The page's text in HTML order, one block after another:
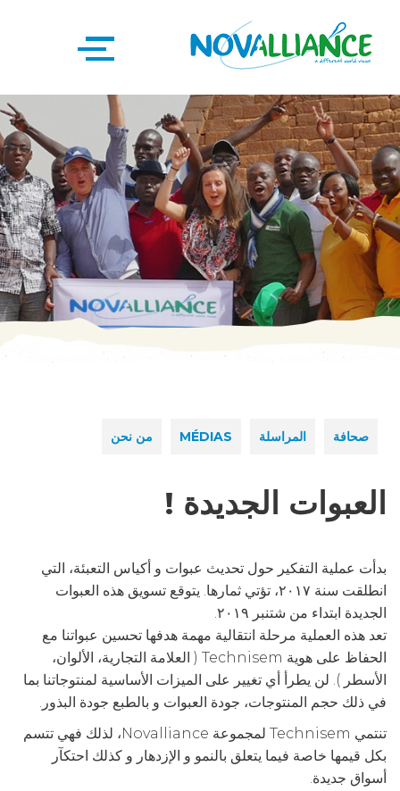
صحافة المراسلة MÉDIAS من نحن
العبوات الجديدة !
بدأت عملية التفكير حول تحديث عبوات و أكياس التعبئة، التي
انطلقت سنة ٢٠١٧، تؤتي ثمارها. يتوقع تسويق هذه العبوات
الجديدة ابتداء من شتنبر ٢٠١٩.
تعد هذه العملية مرحلة انتقالية مهمة هدفها تحسين عبواتنا مع
الحفاظ على هوية Technisem ( العلامة التجارية، الألوان،
الأسطر ). لن يطرأ أي تغيير على الميزات الأساسية لمنتوجاتنا بما
في ذلك حجم المنتوجات، جودة العبوات و بالطبع جودة البذور.
تنتمي Technisem لمجموعة Novalliance، لذلك فهي تتسم
بكل قيمها خاصة فيما يتعلق بالنمو و الإزدهار و كذلك احتكآر
أسواق جديدة.